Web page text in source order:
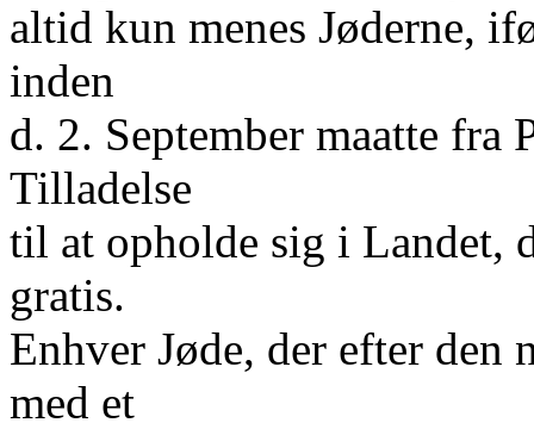
altid kun menes Jøderne,
inden
d. 2. September maatte fra
Tilladelse
til at opholde sig i Landet,
gratis.
Enhver Jøde, der efter
med et